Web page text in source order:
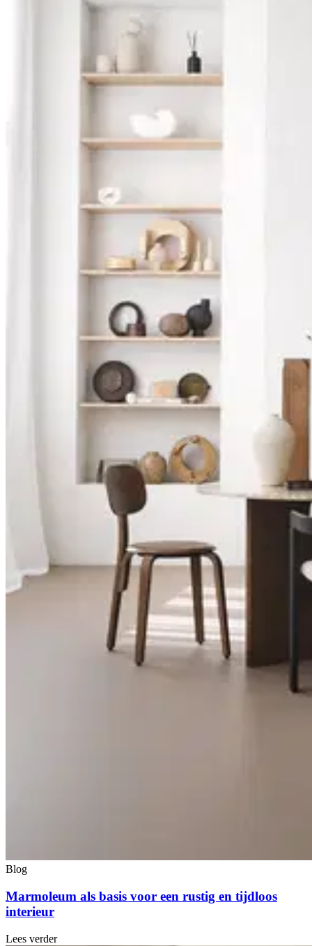
Blog
Marmoleum als basis voor een rustig en tijdloos
interieur
Lees verder